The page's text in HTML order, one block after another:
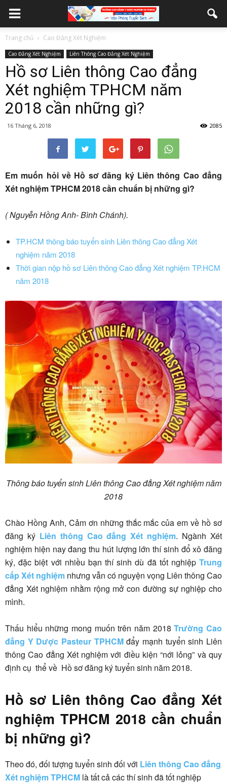
Trang chủ Cao Đẳng Xét Nghiệm
Cao Đẳng Xét Nghiệm Liên Thông Cao Đẳng Xét Nghiệm
Hồ sơ Liên thông Cao đẳng
Xét nghiệm TPHCM năm
2018 cần những gì?
16 Tháng 6, 2018 2085
Em muốn hỏi về Hồ sơ đăng ký Liên thông Cao đẳng
Xét nghiệm TPHCM 2018cần chuẩn bị những gì?
( Nguyễn Hồng Anh- Bình Chánh).
TP.HCM thông báo tuyển sinh Liên thông Cao đẳng Xét
nghiệm năm 2018
Thời gian nộp hồ sơ Liên thông Cao đẳng Xét nghiệm TP.HCM
năm 2018
Thông báo tuyển sinh Liên thông Cao đẳng Xét nghiệm năm
2018
Chào Hồng Anh, Cảm ơn những thắc mắc của em về hồ sơ
đăng ký Liên thông Cao đẳng Xét nghiệm. Ngành Xét
nghiệm hiện nay đang thu hút lượng lớn thí sinh đổ xô đăng
ký, đặc biệt với nhiều bạn thí sinh dù đã tốt nghiệp Trung
cấp Xét nghiệm nhưng vẫn có nguyện vọng Liên thông Cao
đẳng Xét nghiệm nhằm rộng mở con đường sự nghiệp cho
mình.
Thấu hiểu những mong muốn trên năm 2018Trường Cao
đẳng Y Dược Pasteur TPHCMđẩy mạnh tuyển sinh Liên
thông Cao đẳng Xét nghiệm với điều kiện “nới lỏng” và quy
định cụ thể về Hồ sơ đăng ký tuyển sinh năm 2018.
Hồ sơ Liên thông Cao đẳng Xét
nghiệm TPHCM 2018 cần chuẩn
bị những gì?
Theo đó, đối tượng tuyển sinh đối với Liên thông Cao đẳng
Xét nghiệm TPHCM là tất cả các thí sinh đã tốt nghiệp